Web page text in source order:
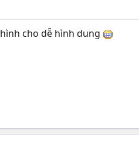
cho dễ hình dung